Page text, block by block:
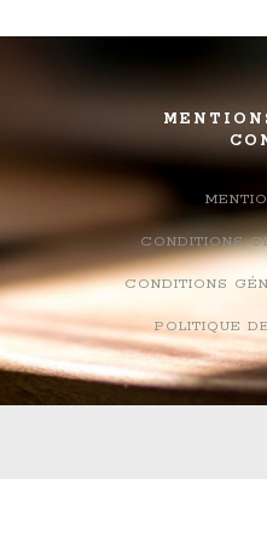
CONDITIONS
CONDITIONS
POLITIQUE